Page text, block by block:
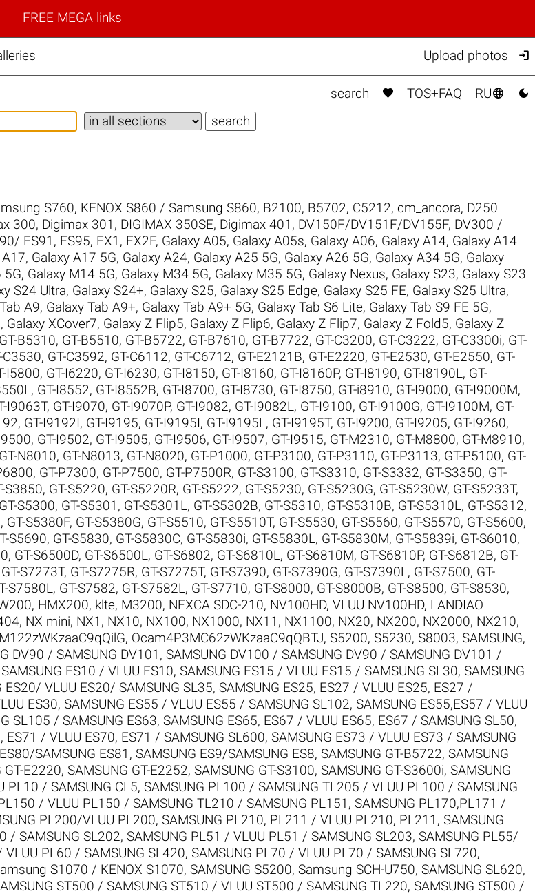
FREE MEGA links
Upload photos 
search  TOS+FAQ RU 
S760, KENOX S860 / Samsung S860, B2100, B5702, C5212, cm_ancora, D250
300, Digimax 301 , DIGIMAX 350SE, Digimax 401 , DV150F/DV151F/DV155F, DV300 /
ES91 , ES95, EX1 , EX2F, Galaxy A05, Galaxy A05s, Galaxy A06, Galaxy A14, Galaxy A14
A17, Galaxy A17 5G, Galaxy A24, Galaxy A25 5G, Galaxy A26 5G, Galaxy A34 5G, Galaxy
5G, Galaxy M14 5G, Galaxy M34 5G, Galaxy M35 5G, Galaxy Nexus, Galaxy S23, Galaxy S23
S24 Ultra, Galaxy S24+, Galaxy S25, Galaxy S25 Edge, Galaxy S25 FE, Galaxy S25 Ultra,
A9, Galaxy Tab A9+, Galaxy Tab A9+ 5G, Galaxy Tab S6 Lite, Galaxy Tab S9 FE 5G,
, Galaxy XCover7, Galaxy Z Flip5, Galaxy Z Flip6, Galaxy Z Flip7, Galaxy Z Fold5, Galaxy Z
GT-B5310, GT-B5510, GT-B5722, GT-B7610, GT-B7722, GT-C3200, GT-C3222, GT-C3300i, GT-
C3530, GT-C3592, GT-C6112, GT-C6712, GT-E2121B, GT-E2220, GT-E2530, GT-E2550, GT-
I5800, GT-I6220, GT-I6230, GT-I8150, GT-I8160, GT-I8160P, GT-I8190, GT-I8190L, GT-
, GT-I8552, GT-I8552B, GT-I8700, GT-I8730, GT-I8750, GT-i8910, GT-I9000, GT-I9000M,
I9063T, GT-I9070, GT-I9070P, GT-I9082, GT-I9082L, GT-I9100, GT-I9100G, GT-I9100M, GT-
, GT-I9192I, GT-I9195, GT-I9195I, GT-I9195L, GT-I9195T, GT-I9200, GT-I9205, GT-I9260,
, GT-I9502, GT-I9505, GT-I9506, GT-I9507, GT-I9515, GT-M2310, GT-M8800, GT-M8910,
GT-N8010, GT-N8013, GT-N8020, GT-P1000, GT-P3100, GT-P3110, GT-P3113, GT-P5100, GT-
, GT-P7300, GT-P7500, GT-P7500R, GT-S3100, GT-S3310, GT-S3332, GT-S3350, GT-
S3850, GT-S5220, GT-S5220R, GT-S5222, GT-S5230, GT-S5230G, GT-S5230W, GT-S5233T,
GT-S5300, GT-S5301 , GT-S5301L, GT-S5302B, GT-S5310, GT-S5310B, GT-S5310L, GT-S5312,
, GT-S5380F, GT-S5380G, GT-S5510, GT-S5510T, GT-S5530, GT-S5560, GT-S5570, GT-S5600,
S5690, GT-S5830, GT-S5830C, GT-S5830i, GT-S5830L, GT-S5830M, GT-S5839i, GT-S6010,
, GT-S6500D, GT-S6500L, GT-S6802, GT-S6810L, GT-S6810M, GT-S6810P, GT-S6812B, GT-
GT-S7273T, GT-S7275R, GT-S7275T, GT-S7390, GT-S7390G, GT-S7390L, GT-S7500, GT-
S7580L, GT-S7582, GT-S7582L, GT-S7710, GT-S8000, GT-S8000B, GT-S8500, GT-S8530,
, HMX200, klte, M3200, NEXCA SDC-210, NV100HD, VLUU NV100HD, LANDIAO
, NX mini, NX1 , NX10, NX100, NX1000, NX11 , NX1100, NX20, NX200, NX2000, NX210,
, Ocam4P3MC62zWKzaaC9qQBTJ, S5200, S5230, S8003, SAMSUNG,
DV90 / SAMSUNG DV101 , SAMSUNG DV100 / SAMSUNG DV90 / SAMSUNG DV101 /
SAMSUNG ES10 / VLUU ES10, SAMSUNG ES15 / VLUU ES15 / SAMSUNG SL30, SAMSUNG
ES20/ VLUU ES20/ SAMSUNG SL35, SAMSUNG ES25, ES27 / VLUU ES25, ES27 /
ES30, SAMSUNG ES55 / VLUU ES55 / SAMSUNG SL102, SAMSUNG ES55,ES57 / VLUU
SL105 / SAMSUNG ES63, SAMSUNG ES65, ES67 / VLUU ES65, ES67 / SAMSUNG SL50,
ES71 / VLUU ES70, ES71 / SAMSUNG SL600, SAMSUNG ES73 / VLUU ES73 / SAMSUNG
SAMSUNG ES81 , SAMSUNG ES9/SAMSUNG ES8, SAMSUNG GT-B5722, SAMSUNG
GT-E2220, SAMSUNG GT-E2252, SAMSUNG GT-S3100, SAMSUNG GT-S3600i, SAMSUNG
PL10 / SAMSUNG CL5, SAMSUNG PL100 / SAMSUNG TL205 / VLUU PL100 / SAMSUNG
/ VLUU PL150 / SAMSUNG TL210 / SAMSUNG PL151 , SAMSUNG PL170,PL171 /
PL200/VLUU PL200, SAMSUNG PL210, PL211 / VLUU PL210, PL211 , SAMSUNG
/ SAMSUNG SL202, SAMSUNG PL51 / VLUU PL51 / SAMSUNG SL203, SAMSUNG PL55/
VLUU PL60 / SAMSUNG SL420, SAMSUNG PL70 / VLUU PL70 / SAMSUNG SL720,
S1070 / KENOX S1070, SAMSUNG S5200, Samsung SCH-U750, SAMSUNG SL620,
ST500 / SAMSUNG ST510 / VLUU ST500 / SAMSUNG TL220, SAMSUNG ST500 /